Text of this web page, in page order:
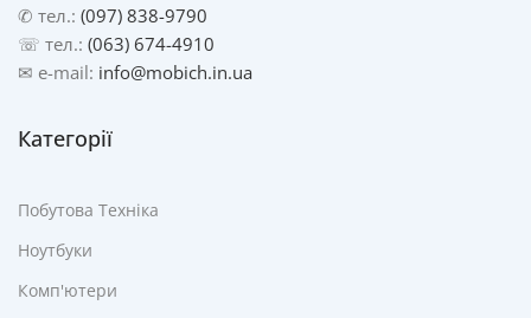
✆ тел.: (097) 838-9790
☏ тел.: (063) 674-4910
✉ e-mail: info@mobich.in.ua
Категорії
Побутова Техніка
Ноутбуки
Комп'ютери